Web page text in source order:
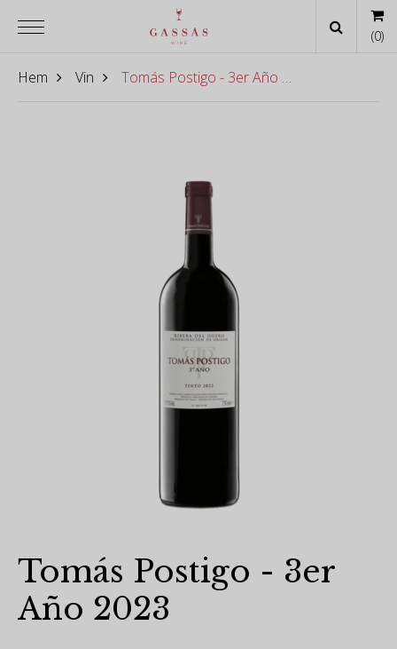
Hem Vin Tomás Postigo - 3er Año 2023
Tomás Postigo - 3er
Año 2023
(0)